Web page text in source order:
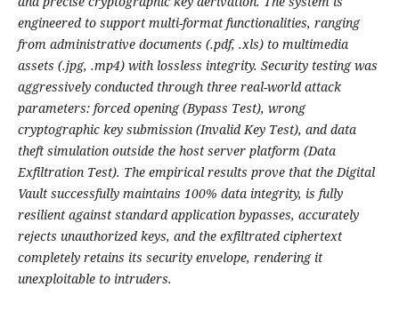
engineered to support multi-format functionalities, ranging
from administrative documents (.pdf, .xls) to multimedia
assets (.jpg, .mp4) with lossless integrity. Security testing was
aggressively conducted through three real-world attack
parameters: forced opening (Bypass Test), wrong
cryptographic key submission (Invalid Key Test), and data
theft simulation outside the host server platform (Data
Exfiltration Test). The empirical results prove that the Digital
Vault successfully maintains 100% data integrity, is fully
resilient against standard application bypasses, accurately
rejects unauthorized keys, and the exfiltrated ciphertext
completely retains its security envelope, rendering it
unexploitable to intruders.